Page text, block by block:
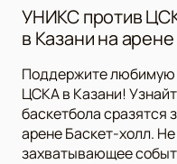
УНИКС против
в Казани на
Поддержите любимую
ЦСКА в Казани!
баскетбола сразятся
арене Баскет-холл.
захватывающее